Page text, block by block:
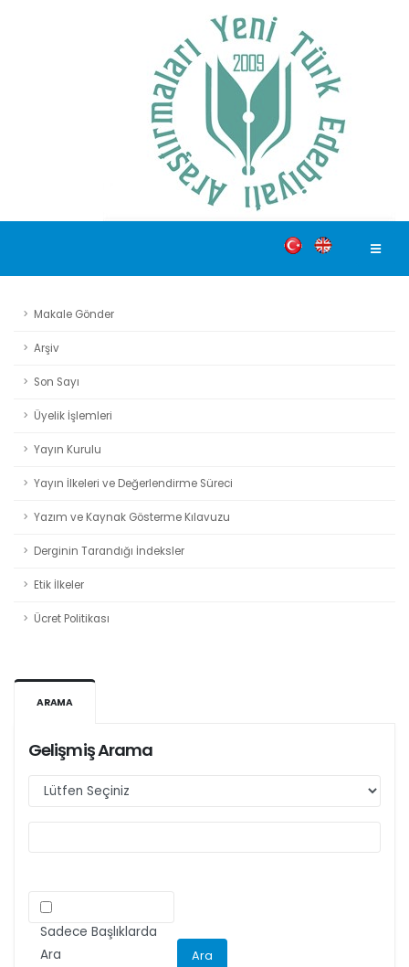
Makale Gönder
Arşiv
Son Sayı
Üyelik İşlemleri
Yayın Kurulu
Yayın İlkeleri ve Değerlendirme Süreci
Yazım ve Kaynak Gösterme Kılavuzu
Derginin Tarandığı İndeksler
Etik İlkeler
Ücret Politikası
ARAMA
Gelişmiş Arama
Sadece Başlıklarda
Ara